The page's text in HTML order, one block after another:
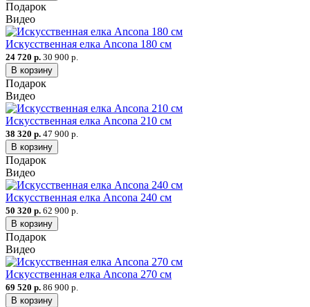
Подарок
Видео
Искусственная елка Ancona 180 см
24 720 р. 30 900 р.
В корзину
Подарок
Видео
Искусственная елка Ancona 210 см
38 320 р. 47 900 р.
В корзину
Подарок
Видео
Искусственная елка Ancona 240 см
50 320 р. 62 900 р.
В корзину
Подарок
Видео
Искусственная елка Ancona 270 см
69 520 р. 86 900 р.
В корзину